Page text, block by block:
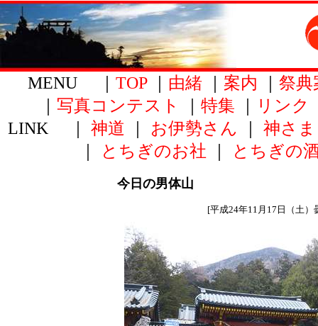
MENU ｜ TOP｜ 由緒 案内
祭典
写真コンテスト 特集 リンク
LINK ｜ 神道 お伊勢さん 神さま
とちぎのお社 とちぎの
今日の男体山
[平成24年11月17日（土）